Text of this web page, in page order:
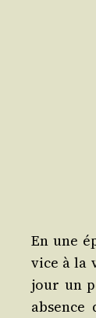
En une
vice à la
jour un